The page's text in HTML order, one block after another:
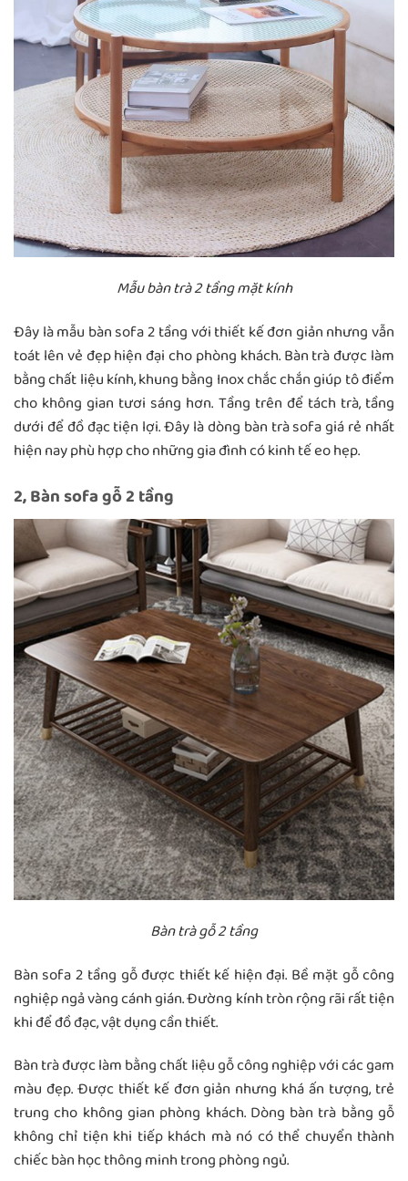
Mẫu bàn trà 2 tầng mặt kính
Đây là mẫu bàn sofa 2 tầng với thiết kế đơn giản nhưng vẫn
toát lên vẻ đẹp hiện đại cho phòng khách. Bàn trà được làm
bằng chất liệu kính, khung bằng Inox chắc chắn giúp tô điểm
cho không gian tươi sáng hơn. Tầng trên để tách trà, tầng
dưới để đồ đạc tiện lợi. Đây là dòng bàn trà sofa giá rẻ nhất
hiện nay phù hợp cho những gia đình có kinh tế eo hẹp.
2, Bàn sofa gỗ 2 tầng
Bàn trà gỗ 2 tầng
Bàn sofa 2 tầng gỗ được thiết kế hiện đại. Bề mặt gỗ công
nghiệp ngả vàng cánh gián. Đường kính tròn rộng rãi rất tiện
khi để đồ đạc, vật dụng cần thiết.
Bàn trà được làm bằng chất liệu gỗ công nghiệp với các gam
màu đẹp. Được thiết kế đơn giản nhưng khá ấn tượng, trẻ
trung cho không gian phòng khách. Dòng bàn trà bằng gỗ
không chỉ tiện khi tiếp khách mà nó có thể chuyển thành
chiếc bàn học thông minh trong phòng ngủ.